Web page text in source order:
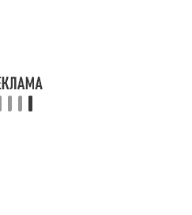
скандинавском стиле